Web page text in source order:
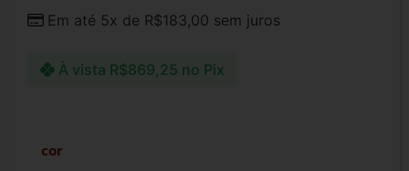
Em até 5x de R$183,00 sem juros
À vista R$869,25 no Pix
cor